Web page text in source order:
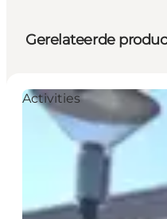
Gerelateerde
Activities